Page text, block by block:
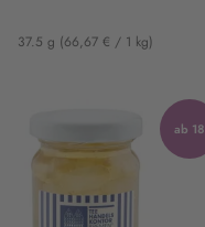
37.5 g (66,67 € / 1 kg)
ab 18